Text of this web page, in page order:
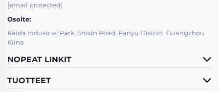
[email protected]
Osoite:
Kaida Industrial Park, Shixin Road, Panyu District, Guangzhou,
Kiina
NOPEAT LINKIT
TUOTTEET